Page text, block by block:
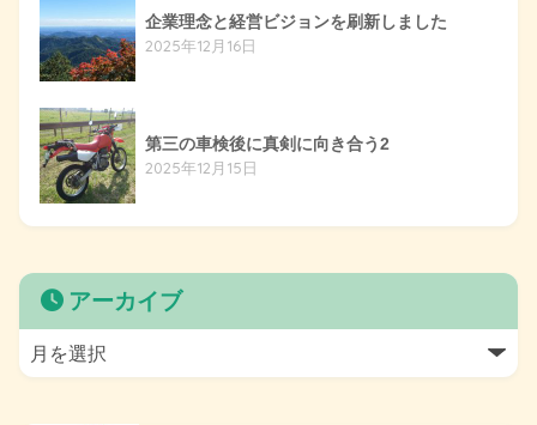
企業理念と経営ビジョンを刷新しました
2025年12月16日
第三の車検後に真剣に向き合う2
2025年12月15日
アーカイブ